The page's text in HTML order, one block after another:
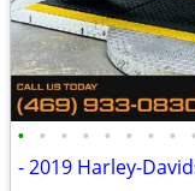
• • • • • • • • •
- 2019 Harley-